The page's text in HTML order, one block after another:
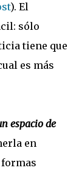
). El
sólo
tiene que
es más
espacio de
en